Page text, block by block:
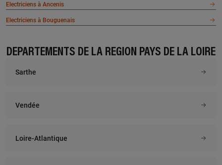
5 rue de la taniere, 44320 SAINT
19 rue des guerets, 44350
DAMIEN
Electriciens à Ancenis
Electriciens à Bouguenais
DÉPARTEMENTS DE LA RÉGION PAYS DE LA LOIRE
Sarthe
Vendée
Loire-Atlantique